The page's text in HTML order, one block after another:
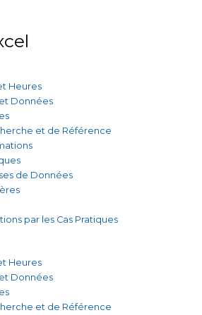
Heures
Données
et de Référence
de Données
par les Cas Pratiques
Heures
Données
et de Référence